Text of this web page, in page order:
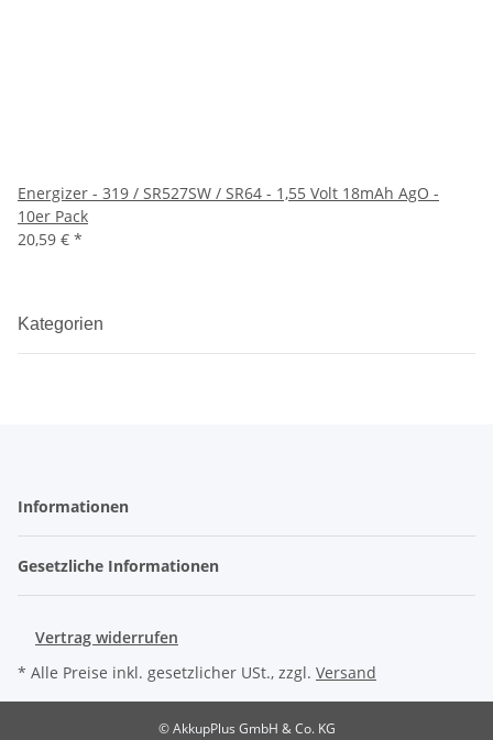
Energizer - 319 / SR527SW / SR64 - 1,55 Volt 18mAh AgO -
10er Pack
20,59 € *
Kategorien
Informationen
Gesetzliche Informationen
Vertrag widerrufen
* Alle Preise inkl. gesetzlicher USt., zzgl. Versand
© AkkupPlus GmbH & Co. KG